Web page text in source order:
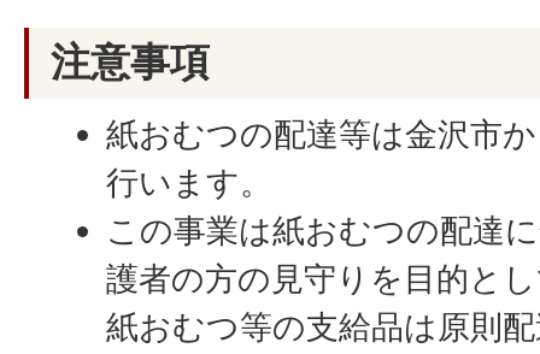
注意事項
紙おむつの配達等は金沢市
行います。
この事業は紙おむつの配達
護者の方の見守りを目的と
紙おむつ等の支給品は原則